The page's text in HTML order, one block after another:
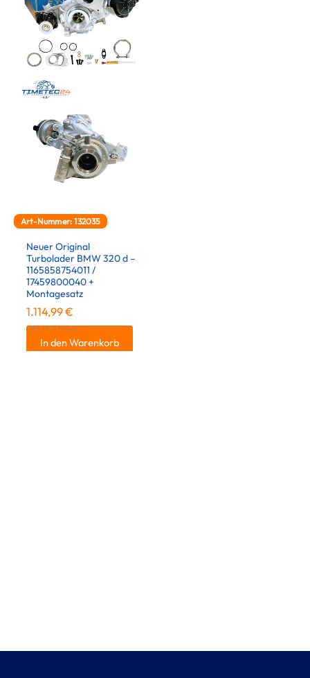
Art-Nummer: 132035
Neuer Original
Turbolader BMW 320 d –
1165858754011 /
17459800040 +
Montagesatz
1.114,99€
inkl. 19 % MwSt.
In den Warenkorb